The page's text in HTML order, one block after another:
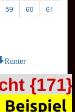
59 60
61
Runter